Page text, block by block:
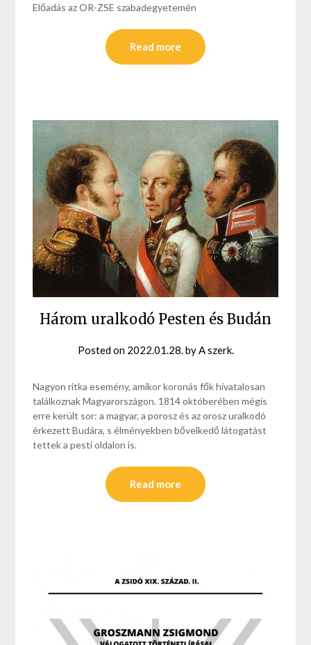
Előadás az OR-ZSE szabadegyetemén
Read more
Három uralkodó Pesten és Budán
Posted on 2022.01.28.byA szerk.
Nagyon ritka esemény, amikor koronás fők hivatalosan
találkoznak Magyarországon. 1814 októberében mégis
erre került sor: a magyar, a porosz és az orosz uralkodó
érkezett Budára, s élményekben bővelkedő látogatást
tettek a pesti oldalon is.
Read more